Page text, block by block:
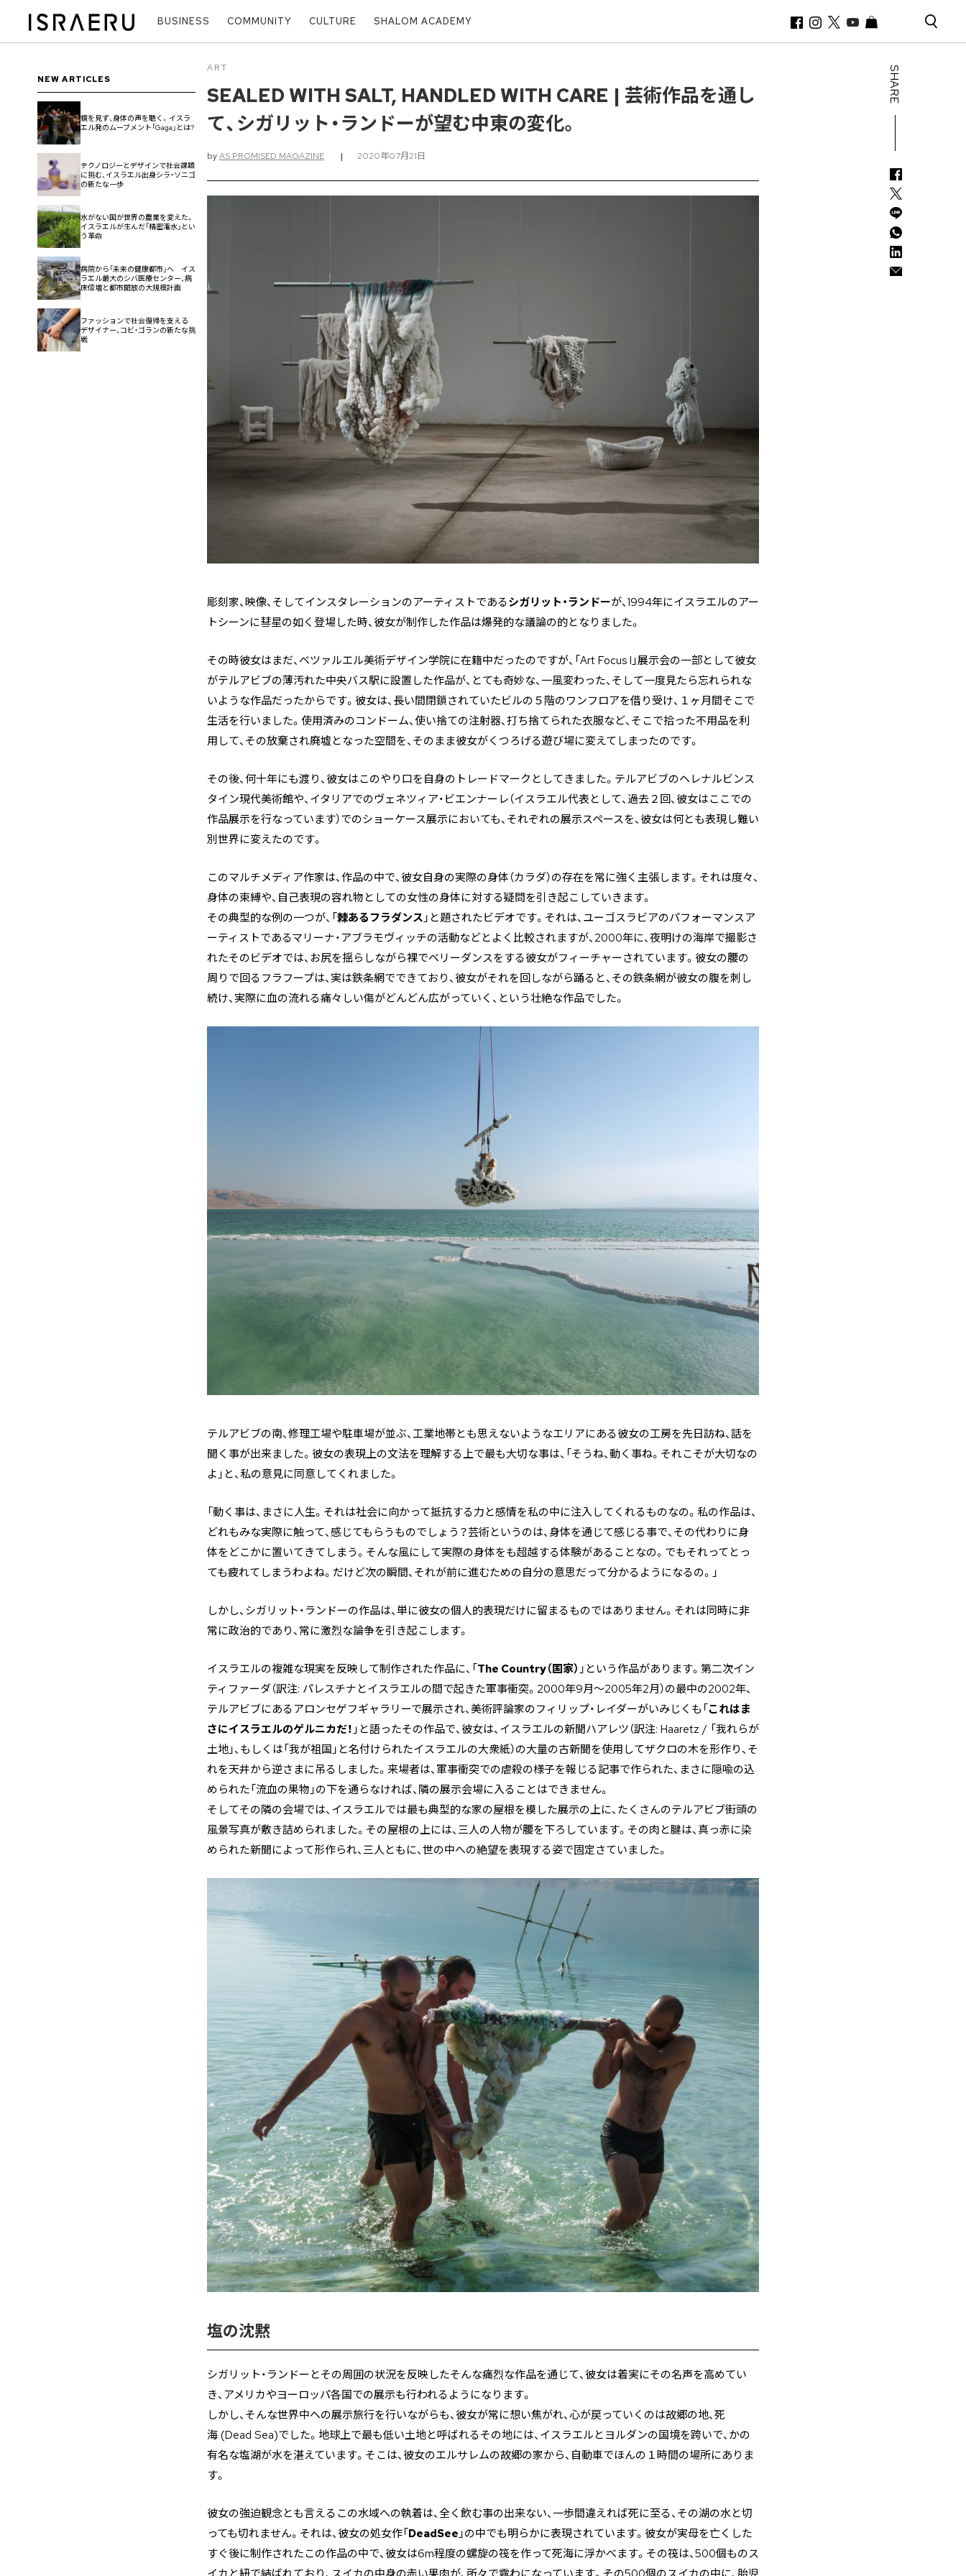
BUSINESS COMMUNITY CULTURE SHALOM ACADEMY
SHARE
NEW ARTICLES
鏡を見ず、身体の声を聴く。イスラ
エル発のムーブメント「Gaga」とは?
テクノロジーとデザインで社会課題
に挑む、イスラエル出身シラ・ソニゴ
の新たな一歩
水がない国が世界の農業を変えた。
イスラエルが生んだ「精密潅水」とい
う革命
病院から「未来の健康都市」へ イス
ラエル最大のシバ医療センター、病
床倍増と都市開放の大規模計画
ファッションで社会復帰を支える
デザイナー、コビ・ゴランの新たな挑
戦
ART
SEALED WITH SALT, HANDLED WITH CARE | 芸術作品を通し
て、シガリット・ランドーが望む中東の変化。
byAS PROMISED MAGAZINE | 2020年07月21日
彫刻家、映像、そしてインスタレーションのアーティストであるシガリット・ランドーが、1994年にイスラエルのアー
トシーンに彗星の如く登場した時、彼女が制作した作品は爆発的な議論の的となりました。
その時彼女はまだ、ベツァルエル美術デザイン学院に在籍中だったのですが、「Art Focus I」展示会の一部として彼女
がテルアビブの薄汚れた中央バス駅に設置した作品が、とても奇妙な、一風変わった、そして一度見たら忘れられな
いような作品だったからです。彼女は、長い間閉鎖されていたビルの５階のワンフロアを借り受け、１ヶ月間そこで
生活を行いました。使用済みのコンドーム、使い捨ての注射器、打ち捨てられた衣服など、そこで拾った不用品を利
用して、その放棄され廃墟となった空間を、そのまま彼女がくつろげる遊び場に変えてしまったのです。
その後、何十年にも渡り、彼女はこのやり口を自身のトレードマークとしてきました。テルアビブのヘレナルビンス
タイン現代美術館や、イタリアでのヴェネツィア・ビエンナーレ（イスラエル代表として、過去２回、彼女はここでの
作品展示を行なっています）でのショーケース展示においても、それぞれの展示スペースを、彼女は何とも表現し難い
別世界に変えたのです。
このマルチメディア作家は、作品の中で、彼女自身の実際の身体（カラダ）の存在を常に強く主張します。それは度々、
身体の束縛や、自己表現の容れ物としての女性の身体に対する疑問を引き起こしていきます。
その典型的な例の一つが、「棘あるフラダンス」と題されたビデオです。それは、ユーゴスラビアのパフォーマンスア
ーティストであるマリーナ・アブラモヴィッチの活動などとよく比較されますが、2000年に、夜明けの海岸で撮影さ
れたそのビデオでは、お尻を揺らしながら裸でベリーダンスをする彼女がフィーチャーされています。彼女の腰の
周りで回るフラフープは、実は鉄条網でできており、彼女がそれを回しながら踊ると、その鉄条網が彼女の腹を刺し
続け、実際に血の流れる痛々しい傷がどんどん広がっていく、という壮絶な作品でした。
テルアビブの南、修理工場や駐車場が並ぶ、工業地帯とも思えないようなエリアにある彼女の工房を先日訪ね、話を
聞く事が出来ました。彼女の表現上の文法を理解する上で最も大切な事は、「そうね、動く事ね。それこそが大切なの
よ」と、私の意見に同意してくれました。
「動く事は、まさに人生。それは社会に向かって抵抗する力と感情を私の中に注入してくれるものなの。私の作品は、
どれもみな実際に触って、感じてもらうものでしょう？芸術というのは、身体を通じて感じる事で、その代わりに身
体をどこかに置いてきてしまう。そんな風にして実際の身体をも超越する体験があることなの。でもそれってとっ
ても疲れてしまうわよね。だけど次の瞬間、それが前に進むための自分の意思だって分かるようになるの。」
しかし、シガリット・ランドーの作品は、単に彼女の個人的表現だけに留まるものではありません。それは同時に非
常に政治的であり、常に激烈な論争を引き起こします。
イスラエルの複雑な現実を反映して制作された作品に、「The Country（国家） 」という作品があります。第二次イン
ティファーダ（訳注: パレスチナとイスラエルの間で起きた軍事衝突。2000年9月～2005年2月）の最中の2002年、
テルアビブにあるアロンセゲフギャラリーで展示され、美術評論家のフィリップ・レイダーがいみじくも「これはま
さにイスラエルのゲルニカだ！ 」と語ったその作品で、彼女は、イスラエルの新聞ハアレツ（訳注: Haaretz / 「我れらが
土地」、もしくは「我が祖国」と名付けられたイスラエルの大衆紙）の大量の古新聞を使用してザクロの木を形作り、そ
れを天井から逆さまに吊るしました。来場者は、軍事衝突での虐殺の様子を報じる記事で作られた、まさに隠喩の込
められた「流血の果物」の下を通らなければ、隣の展示会場に入ることはできません。
そしてその隣の会場では、イスラエルでは最も典型的な家の屋根を模した展示の上に、たくさんのテルアビブ街頭の
風景写真が敷き詰められました。その屋根の上には、三人の人物が腰を下ろしています。その肉と腱は、真っ赤に染
められた新聞によって形作られ、三人ともに、世の中への絶望を表現する姿で固定さていました。
塩の沈黙
シガリット・ランドーとその周囲の状況を反映したそんな痛烈な作品を通じて、彼女は着実にその名声を高めてい
き、アメリカやヨーロッパ各国での展示も行われるようになります。
しかし、そんな世界中への展示旅行を行いながらも、彼女が常に想い焦がれ、心が戻っていくのは故郷の地、死
海 (Dead Sea)でした。地球上で最も低い土地と呼ばれるその地には、イスラエルとヨルダンの国境を跨いで、かの
有名な塩湖が水を湛えています。そこは、彼女のエルサレムの故郷の家から、自動車でほんの１時間の場所にありま
す。
彼女の強迫観念とも言えるこの水域への執着は、全く飲む事の出来ない、一歩間違えれば死に至る、その湖の水と切
っても切れません。それは、彼女の処女作「DeadSee 」の中でも明らかに表現されています。彼女が実母を亡くした
すぐ後に制作されたこの作品の中で、彼女は6m程度の螺旋の筏を作って死海に浮かべます。その筏は、500個ものス